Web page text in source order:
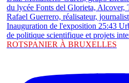
ROTSPANIER À BRUXELLES